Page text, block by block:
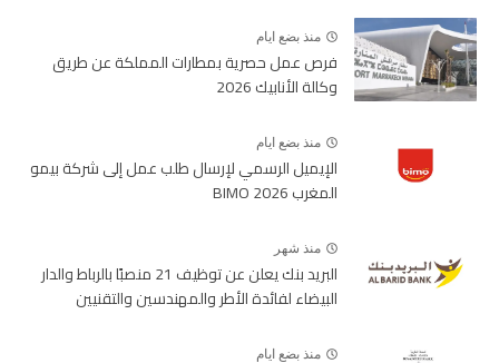
منذ بضع ايام
فرص عمل حصرية بمطارات المملكة عن طريق
وكالة الأنابيك 2026
منذ بضع ايام
الإيميل الرسمي لإرسال طلب عمل إلى شركة بيمو
المغرب BIMO 2026
منذ شهر
البريد بنك يعلن عن توظيف 21 منصبًا بالرباط والدار
البيضاء لفائدة الأطر والمهندسين والتقنيين
منذ بضع ايام